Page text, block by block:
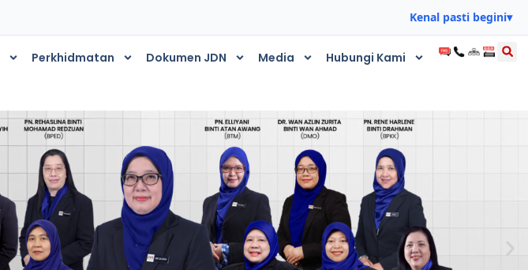
Kenal pasti begini▾
Perkhidmatan Dokumen JDN Media Hubungi Kami